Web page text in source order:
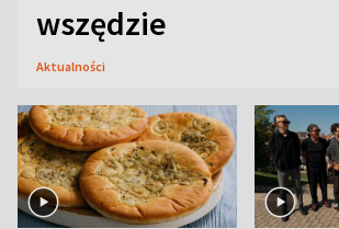
wszędzie
Aktualności